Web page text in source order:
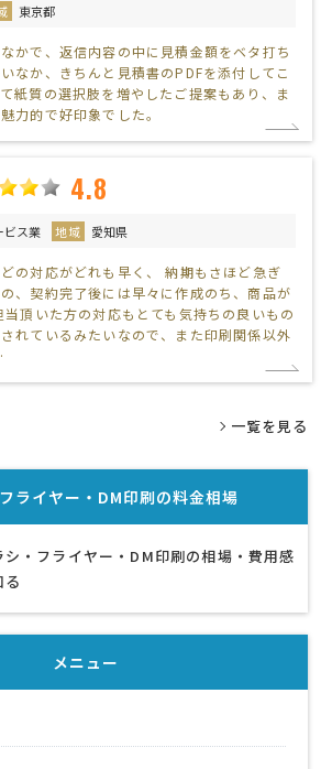
東京都
かで、返信内容の中に見積金額をベタ打ち
なか、きちんと見積書のPDFを添付してこ
紙質の選択肢を増やしたご提案もあり、ま
力的で好印象でした。
4.8
ビス業 地域 愛知県
の対応がどれも早く、 納期もさほど急ぎ
、契約完了後には早々に作成のち、商品が
頂いた方の対応もとても気持ちの良いもの
れているみたいなので、また印刷関係以外
一覧を見る
ライヤー・DM印刷の料金相場
シ・フライヤー・DM印刷の相場・費用感
る
メニュー